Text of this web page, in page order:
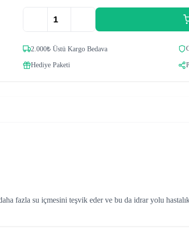
2.000₺ Üstü Kargo Bedava
Hediye Paketi
fazla su içmesini teşvik eder ve bu da idrar yolu